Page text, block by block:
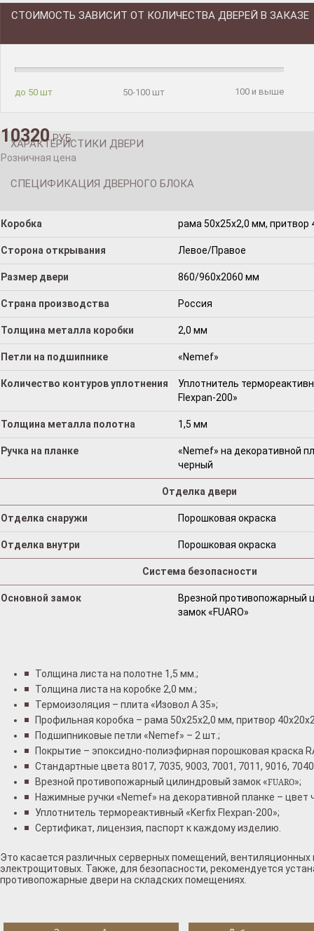
СТОИМОСТЬ ЗАВИСИТ ОТ КОЛИЧЕСТВА ДВЕРЕЙ В ЗАКАЗЕ
до 50 шт 50-100 шт 100 и выше
10320 РУБ.
Розничная цена
ХАРАКТЕРИСТИКИ ДВЕРИ
СПЕЦИФИКАЦИЯ ДВЕРНОГО БЛОКА
Коробка рама 50x25x2,0 мм, притвор
Сторона открывания Левое/Правое
Размер двери 860/960х2060 мм
Страна производства Россия
Толщина металла коробки 2,0 мм
Петли на подшипнике «Nemef»
Количество контуров уплотнения
Уплотнитель
Flexpan-200»
Толщина металла полотна 1,5 мм
Ручка на планке
«Nemef» на декоративной
черный
Отделка двери
Отделка снаружи Порошковая окраска
Отделка внутри Порошковая окраска
Система безопасности
Основной замок
Врезной противопожарный
замок «FUARO»
Толщина листа на полотне 1,5 мм.;
Толщина листа на коробке 2,0 мм.;
Термоизоляция – плита «Изовол А 35»;
Профильная коробка – рама 50x25x2,0 мм, притвор
Подшипниковые петли «Nemef» – 2 шт.;
Покрытие – эпоксидно-полиэфирная порошковая краска
Стандартные цвета 8017, 7035, 9003, 7001, 7011, 9016, 7040
Врезной противопожарный цилиндровый замок «FUARO»;
Нажимные ручки «Nemef» на декоративной планке – цвет
Уплотнитель термореактивный «Kerfix Flexpan-200»;
Сертификат, лицензия, паспорт к каждому изделию.
Это касается различных серверных помещений, вентиляционных
электрощитовых. Также, для безопасности, рекомендуется
противопожарные двери на складских помещениях.